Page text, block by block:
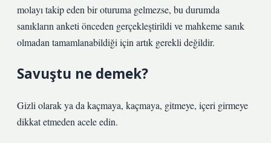
molayı takip eden bir oturuma gelmezse, bu durumda
sanıkların anketi önceden gerçekleştirildi ve mahkeme sanık
olmadan tamamlanabildiği için artık gerekli değildir.
Savuştu ne demek?
Gizli olarak ya da kaçmaya, kaçmaya, gitmeye, içeri girmeye
dikkat etmeden acele edin.